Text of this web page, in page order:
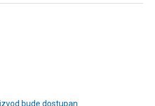
bude dostupan